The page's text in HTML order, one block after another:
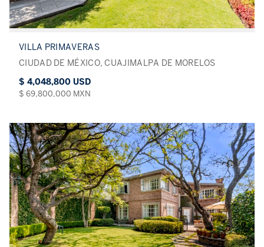
VILLA PRIMAVERAS
CIUDAD DE MÉXICO, CUAJIMALPA DE MORELOS
$ 4,048,800 USD
$ 69,800,000 MXN